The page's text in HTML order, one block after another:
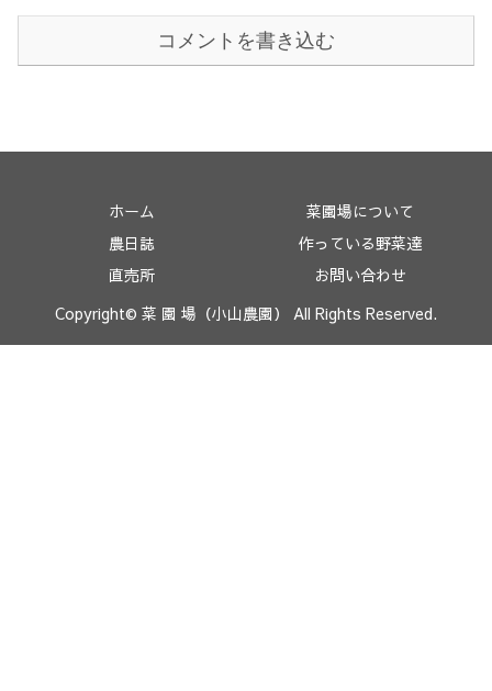
コメントを書き込む
ホーム
菜園場について
農日誌
作っている野菜達
直売所
お問い合わせ
Copyright© 菜 園 場（小山農園） All Rights Reserved.